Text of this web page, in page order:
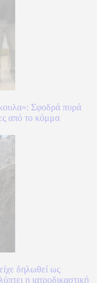
Σφοδρά πυρά
από το κόμμα
δηλωθεί ως
η ιατροδικαστική